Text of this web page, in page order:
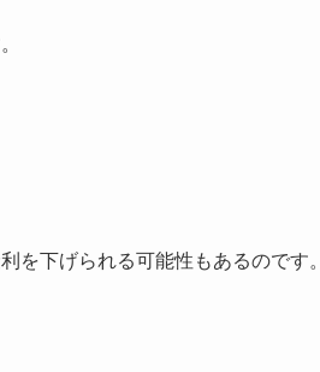
を下げられる可能性もあるのです。